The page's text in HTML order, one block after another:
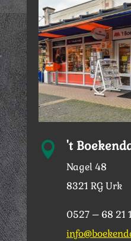
 't
Nagel 48
8321 RG Urk
0527 – 68 21